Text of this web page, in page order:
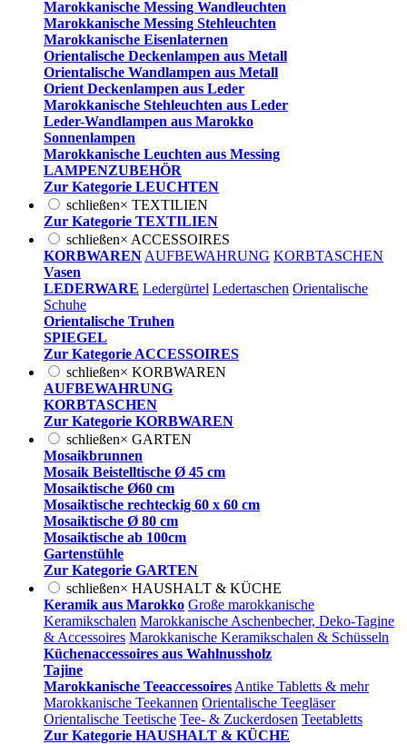
Marokkanische Messing Wandleuchten
Marokkanische Messing Stehleuchten
Marokkanische Eisenlaternen
Orientalische Deckenlampen aus Metall
Orientalische Wandlampen aus Metall
Orient Deckenlampen aus Leder
Marokkanische Stehleuchten aus Leder
Leder-Wandlampen aus Marokko
Sonnenlampen
Marokkanische Leuchten aus Messing
LAMPENZUBEHÖR
Zur Kategorie LEUCHTEN
schließen× TEXTILIEN
Zur Kategorie TEXTILIEN
schließen× ACCESSOIRES
KORBWAREN AUFBEWAHRUNG KORBTASCHEN
Vasen
LEDERWARE Ledergürtel Ledertaschen Orientalische
Schuhe
Orientalische Truhen
SPIEGEL
Zur Kategorie ACCESSOIRES
schließen× KORBWAREN
AUFBEWAHRUNG
KORBTASCHEN
Zur Kategorie KORBWAREN
schließen× GARTEN
Mosaikbrunnen
Mosaik Beistelltische Ø 45 cm
Mosaiktische Ø60 cm
Mosaiktische rechteckig 60 x 60 cm
Mosaiktische Ø 80 cm
Mosaiktische ab 100cm
Gartenstühle
Zur Kategorie GARTEN
schließen× HAUSHALT & KÜCHE
Keramik aus Marokko Große marokkanische
Keramikschalen Marokkanische Aschenbecher, Deko-Tagine
& Accessoires Marokkanische Keramikschalen & Schüsseln
Küchenaccessoires aus Wahlnussholz
Tajine
Marokkanische Teeaccessoires Antike Tabletts & mehr
Marokkanische Teekannen Orientalische Teegläser
Orientalische Teetische Tee- & Zuckerdosen Teetabletts
Zur Kategorie HAUSHALT & KÜCHE